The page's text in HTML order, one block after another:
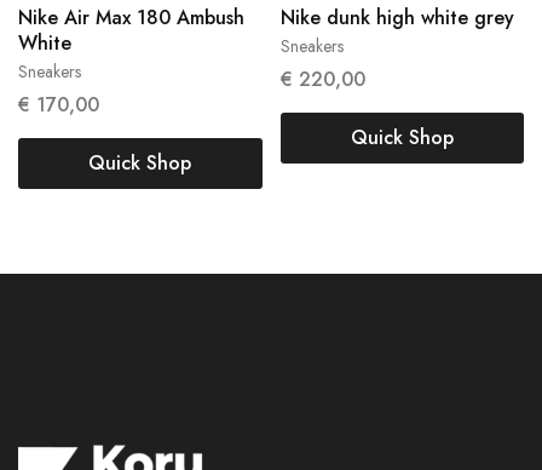
Sneakers
Nike Air Max 180 Ambush
White
€ 170,00
Quick Shop
Sneakers
Nike dunk high white grey
€ 220,00
36.5
Quick Shop